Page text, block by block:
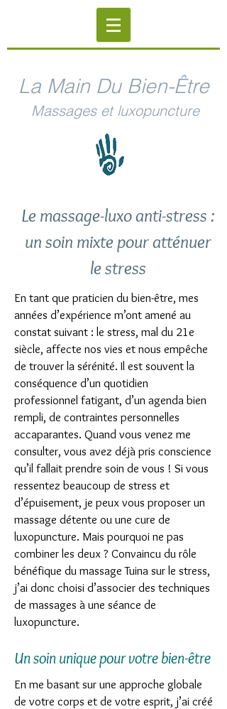
La Main Du Bien-Être
Massages et luxopuncture
Le massage-luxo anti-stress :
un soin mixte pour atténuer
le stress
En tant que praticien du bien-être, mes
années d’expérience m’ont amené au
constat suivant : le stress, mal du 21e
siècle, affecte nos vies et nous empêche
de trouver la sérénité. Il est souvent la
conséquence d’un quotidien
professionnel fatigant, d’un agenda bien
rempli, de contraintes personnelles
accaparantes. Quand vous venez me
consulter, vous avez déjà pris conscience
qu’il fallait prendre soin de vous ! Si vous
ressentez beaucoup de stress et
d’épuisement, je peux vous proposer un
massage détente ou une cure de
luxopuncture. Mais pourquoi ne pas
combiner les deux ? Convaincu du rôle
bénéfique du massage Tuina sur le stress,
j’ai donc choisi d’associer des techniques
de massages à une séance de
luxopuncture.
Un soin unique pour votre bien-être
En me basant sur une approche globale
de votre corps et de votre esprit, j’ai créé